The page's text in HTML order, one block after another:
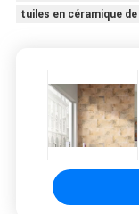
tuiles en céramique